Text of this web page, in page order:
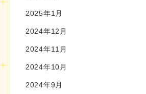
2025年1月
2024年12月
2024年11月
2024年10月
2024年9月